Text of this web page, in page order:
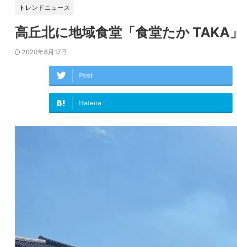
トレンドニュース
高丘北に地域食堂「食堂たか
2020年8月17日
Post
Hatena